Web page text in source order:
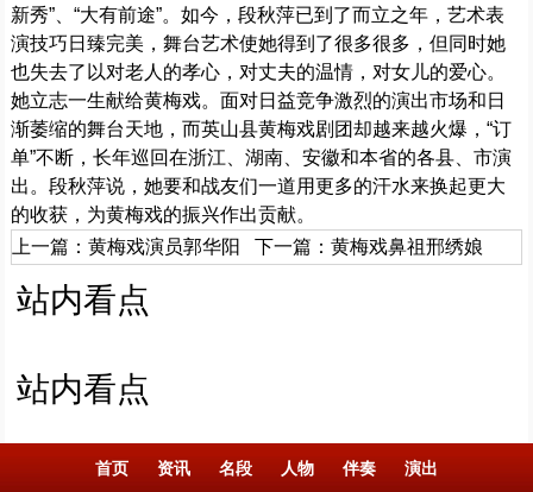
新秀”、“大有前途”。如今，段秋萍已到了而立之年，艺术表
演技巧日臻完美，舞台艺术使她得到了很多很多，但同时她
也失去了以对老人的孝心，对丈夫的温情，对女儿的爱心。
她立志一生献给黄梅戏。面对日益竞争激烈的演出市场和日
渐萎缩的舞台天地，而英山县黄梅戏剧团却越来越火爆，“订
单”不断，长年巡回在浙江、湖南、安徽和本省的各县、市演
出。段秋萍说，她要和战友们一道用更多的汗水来换起更大
的收获，为黄梅戏的振兴作出贡献。
上一篇：黄梅戏演员郭华阳 下一篇：黄梅戏鼻祖邢绣娘
站内看点
站内看点
首页 资讯 名段 人物 伴奏 演出